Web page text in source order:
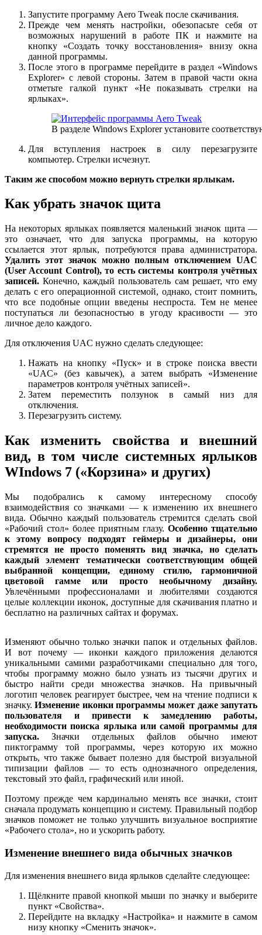
Запустите программу Aero Tweak после скачивания.
Прежде чем менять настройки, обезопасьте себя от
возможных нарушений в работе ПК и нажмите на
кнопку «Создать точку восстановления» внизу окна
данной программы.
После этого в программе перейдите в раздел «Windows
Explorer» с левой стороны. Затем в правой части окна
отметьте галкой пункт «Не показывать стрелки на
ярлыках».
В разделе Windows Explorer установите
Для вступления настроек в силу перезагрузите
компьютер. Стрелки исчезнут.
Таким же способом можно вернуть стрелки ярлыкам.
Как убрать значок щита
На некоторых ярлыках появляется маленький значок щита —
это означает, что для запуска программы, на которую
ссылается этот ярлык, потребуются права администратора.
Удалить этот значок можно полным отключением UAC
(User Account Control), то есть системы контроля учётных
записей. Конечно, каждый пользователь сам решает, что ему
делать с его операционной системой, однако, стоит помнить,
что все подобные опции введены неспроста. Тем не менее
поступаться ли безопасностью в угоду красивости — это
личное дело каждого.
Для отключения UAC нужно сделать следующее:
Нажать на кнопку «Пуск» и в строке поиска ввести
«UAC» (без кавычек), а затем выбрать «Изменение
параметров контроля учётных записей».
Затем переместить ползунок в самый низ для
отключения.
Перезагрузить систему.
Как изменить свойства и внешний
вид, в том числе системных ярлыков
WIndows 7 («Корзина» и других)
Мы подобрались к самому интересному способу
взаимодействия со значками — к изменению их внешнего
вида. Обычно каждый пользователь стремится сделать свой
«Рабочий стол» более приятным глазу. Особенно тщательно
к этому вопросу подходят геймеры и дизайнеры, они
стремятся не просто поменять вид значка, но сделать
каждый элемент тематически соответствующим общей
выбранной концепции, единому стилю, гармоничной
цветовой гамме или просто необычному дизайну.
Увлечёнными профессионалами и любителями создаются
целые коллекции иконок, доступные для скачивания платно и
бесплатно на различных сайтах и форумах.
Изменяют обычно только значки папок и отдельных файлов.
И вот почему — иконки каждого приложения делаются
уникальными самими разработчиками специально для того,
чтобы программу можно было узнать из тысячи других и
быстро найти среди множества значков. На привычный
логотип человек реагирует быстрее, чем на чтение подписи к
значку.Изменение иконки программы может даже запутать
пользователя и привести к замедлению работы,
необходимости поиска ярлыка или самой программы для
запуска. Значки отдельных файлов обычно имеют
пиктограмму той программы, через которую их можно
открыть, что также бывает полезно для быстрой визуальной
типизации файлов — то есть однозначного определения,
текстовый это файл, графический или иной.
Поэтому прежде чем кардинально менять все значки, стоит
сначала продумать концепцию и систему. Правильный подбор
значков поможет не только улучшить визуальное восприятие
«Рабочего стола», но и ускорить работу.
Изменение внешнего вида обычных значков
Для изменения внешнего вида ярлыков сделайте следующее:
Щёлкните правой кнопкой мыши по значку и выберите
пункт «Свойства».
Перейдите на вкладку «Настройка» и нажмите в самом
низу кнопку «Сменить значок».